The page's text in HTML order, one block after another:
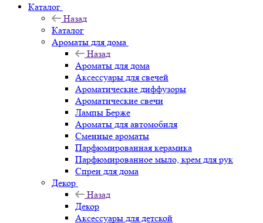
Каталог
Назад
Каталог
Ароматы для дома
Назад
Ароматы для дома
Аксессуары для свечей
Ароматические диффузоры
Ароматические свечи
Лампы Берже
Ароматы для автомобиля
Сменные ароматы
Парфюмированная керамика
Парфюмированное мыло, крем для рук
Спреи для дома
Декор
Назад
Декор
Аксессуары для детской